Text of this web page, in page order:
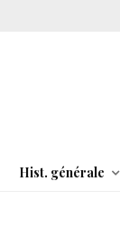
Hist. générale